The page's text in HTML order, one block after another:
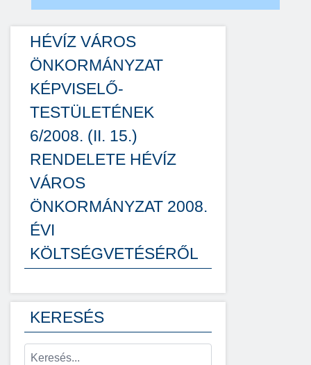
HÉVÍZ VÁROS
ÖNKORMÁNYZAT
KÉPVISELŐ-
TESTÜLETÉNEK
6/2008. (II. 15.)
RENDELETE HÉVÍZ
VÁROS
ÖNKORMÁNYZAT 2008.
ÉVI
KÖLTSÉGVETÉSÉRŐL
KERESÉS